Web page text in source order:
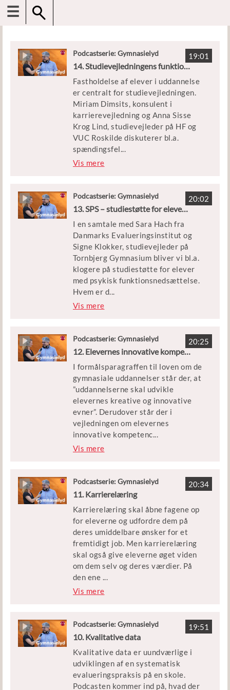
☰
19:01
Podcastserie: Gymnasielyd
14. Studievejledningens funktion på uddannelsesinstitutionerne
Fastholdelse af elever i uddannelse
er centralt for studievejledningen.
Miriam Dimsits, konsulent i
karrierevejledning og Anna Sisse
Krog Lind, studievejleder på HF og
VUC Roskilde diskuterer bl.a.
spændingsfel...
tet mellem at arbejde reaktivt eller
opmærksomheden mod de særligt
sårbare eller den bredere gruppe af
på, hvordan studievejledningen kan
indgå i samarbejder internt og
eksternt.
Vis mere
20:02
Podcastserie: Gymnasielyd
13. SPS – studiestøtte for elever med psykisk funktionsnedsættelse
I en samtale med Sara Hach fra
Danmarks Evalueringsinstitut og
Signe Klokker, studievejleder på
Tornbjerg Gymnasium bliver vi bl.a.
klogere på studiestøtte for elever
med psykisk funktionsnedsættelse.
Hvem er d...
e? Hvilke former for støtte giver det
professionalisere deres SPS-arbejde.
Vis mere
20:25
Podcastserie: Gymnasielyd
12. Elevernes innovative kompetencer
I formålsparagraffen til loven om de
gymnasiale uddannelser står der, at
”uddannelserne skal udvikle
elevernes kreative og innovative
evner”. Derudover står der i
vejledningen om elevernes
innovative kompetenc...
er, at der i fagene og de faglige
anvende faglig viden og faglige
metoder til at undersøge og løse
konkrete problemer. Men hvad er
innovative kompetencer, hvad er
innovation i det hele taget, og
hvordan skal man undervise i det i
gymnasiet?
Michael Paulsen er lektor i
pædagogik ved Syddansk
Universitet og har forsket og
Århus Katedralskole og skriver Ph.d.
om didaktik og digital læring.
Morten har i en årrække undervist i
innovation i gymnasiet.
Vis mere
20:34
Podcastserie: Gymnasielyd
11. Karrierelæring
Karrierelæring skal åbne fagene op
for eleverne og udfordre dem på
deres umiddelbare ønsker for et
fremtidigt job. Men karrierelæring
skal også give eleverne øget viden
om dem selv og deres værdier. På
den ene ...
side gør
uddannelsessystemet og opfordrer i
stede til øget indsigt i egne valg. På
karriereperspektivet også en
politisk agenda, der skal få de unge
hurtigt igennem
Vis mere
19:51
Podcastserie: Gymnasielyd
10. Kvalitative data
Kvalitative data er uundværlige i
udviklingen af en systematisk
evalueringspraksis på en skole.
Podcasten kommer ind på, hvad der